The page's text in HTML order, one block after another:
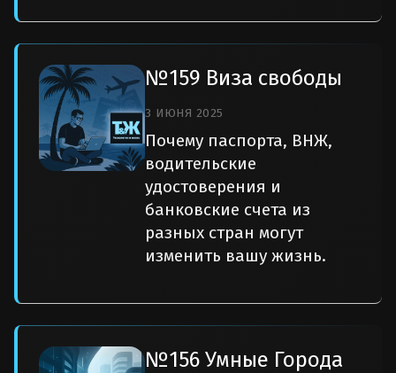
№159 Виза свободы
3 ИЮНЯ 2025
Почему паспорта, ВНЖ,
водительские
удостоверения и
банковские счета из
разных стран могут
изменить вашу жизнь.
№156 Умные Города